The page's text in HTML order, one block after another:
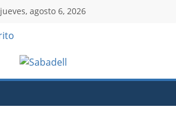
jueves, agosto 6, 2026